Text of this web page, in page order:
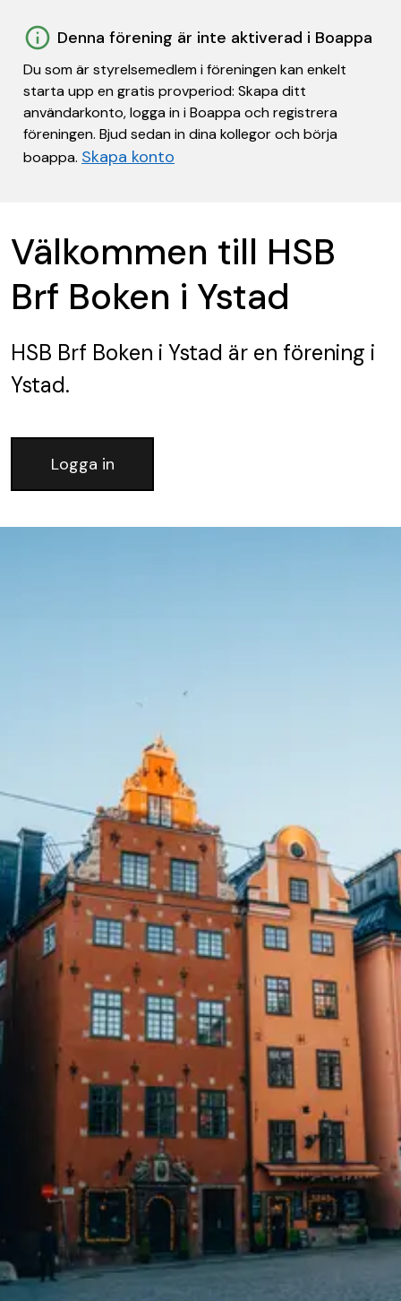
Denna förening är inte aktiverad i Boappa
Du som är styrelsemedlem i föreningen kan enkelt
starta upp en gratis provperiod: Skapa ditt
användarkonto, logga in i Boappa och registrera
föreningen. Bjud sedan in dina kollegor och börja
boappa. Skapa konto
Välkommen till HSB
Brf Boken i Ystad
HSB Brf Boken i Ystad är en förening i
Ystad.
Logga in